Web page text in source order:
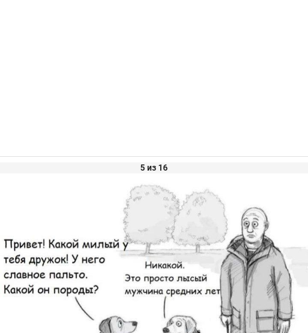
5 из 16